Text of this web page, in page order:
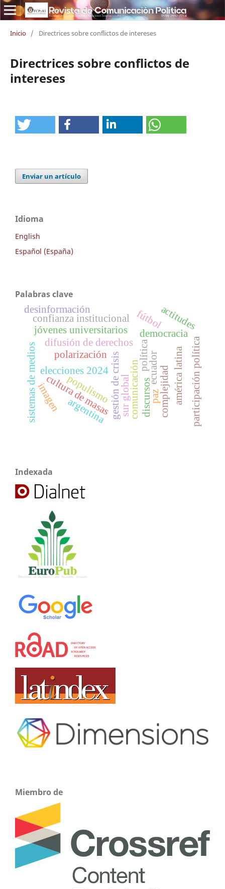
Inicio / Directrices sobre conflictos de intereses
Directrices sobre conflictos de
intereses
Enviar un artículo
Idioma
English
Español (España)
Palabras clave
paz
comunicación
política
complejidad
gestión de crisis
difusión de derechos
democracia
jóvenes universitarios
participación política
confianza institucional
elecciones 2024
fútbol
cultura de masas
sistemas de medios sur global américa latina
imagen
desinformación
populismo
polarización
discursos
ecuador
actitudes
argentina
Indexada
Miembro de